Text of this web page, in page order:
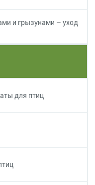
и грызунами – уход
для птиц